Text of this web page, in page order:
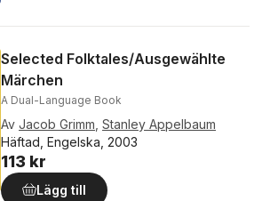
Selected Folktales/Ausgewählte
Märchen
A Dual-Language Book
Av Jacob Grimm Stanley Appelbaum
Häftad, Engelska, 2003
113 kr
Lägg till